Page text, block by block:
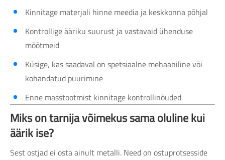
Kinnitage materjali hinne meedia ja keskkonna põhjal
Kontrollige ääriku suurust ja vastavaid ühenduse
mõõtmeid
Küsige, kas saadaval on spetsiaalne mehaaniline või
kohandatud puurimine
Enne masstootmist kinnitage kontrollinõuded
Miks on tarnija võimekus sama oluline kui
äärik ise?
Sest ostjad ei osta ainult metalli. Need on ostuprotsesside